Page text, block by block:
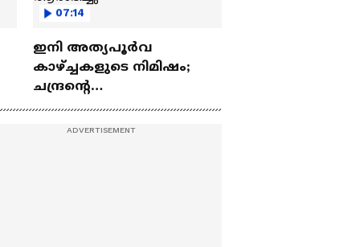
07:14
ഇനി അത്യപൂര്‍വ
കാഴ്ച്ചകളുടെ നിമിഷം;
ചന്ദ്രന്റെ